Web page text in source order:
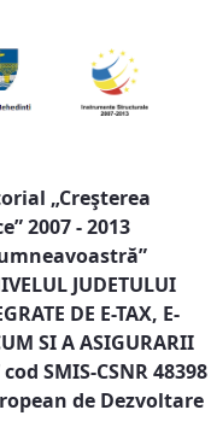
„Creşterea
2007 - 2013
JUDETULUI
DE E-TAX, E-
SI A ASIGURARII
cod SMIS-CSNR 48398
de Dezvoltare